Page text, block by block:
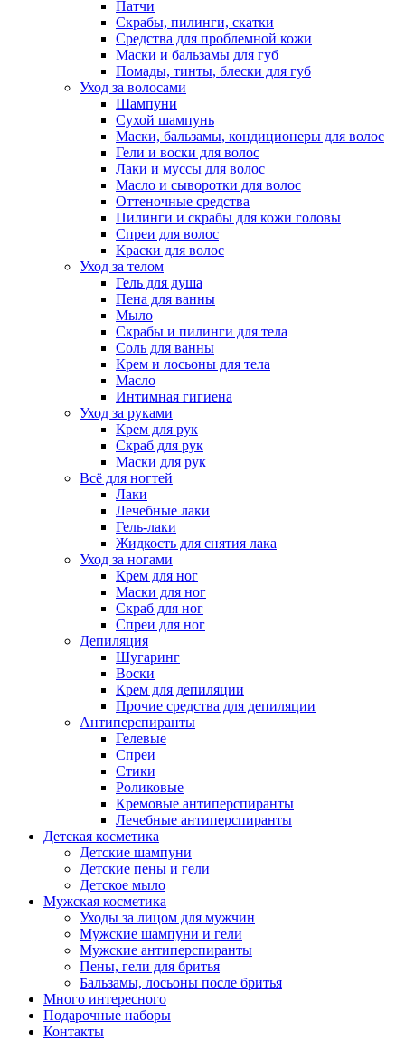
Патчи
Скрабы, пилинги, скатки
Средства для проблемной кожи
Маски и бальзамы для губ
Помады, тинты, блески для губ
Уход за волосами
Шампуни
Сухой шампунь
Маски, бальзамы, кондиционеры для волос
Гели и воски для волос
Лаки и муссы для волос
Масло и сыворотки для волос
Оттеночные средства
Пилинги и скрабы для кожи головы
Спреи для волос
Краски для волос
Уход за телом
Гель для душа
Пена для ванны
Мыло
Скрабы и пилинги для тела
Соль для ванны
Крем и лосьоны для тела
Масло
Интимная гигиена
Уход за руками
Крем для рук
Скраб для рук
Маски для рук
Всё для ногтей
Лаки
Лечебные лаки
Гель-лаки
Жидкость для снятия лака
Уход за ногами
Крем для ног
Маски для ног
Скраб для ног
Спреи для ног
Депиляция
Шугаринг
Воски
Крем для депиляции
Прочие средства для депиляции
Антиперспиранты
Гелевые
Спреи
Стики
Роликовые
Кремовые антиперспиранты
Лечебные антиперспиранты
Детская косметика
Детские шампуни
Детские пены и гели
Детское мыло
Мужская косметика
Уходы за лицом для мужчин
Мужские шампуни и гели
Мужские антиперспиранты
Пены, гели для бритья
Бальзамы, лосьоны после бритья
Много интересного
Подарочные наборы
Контакты